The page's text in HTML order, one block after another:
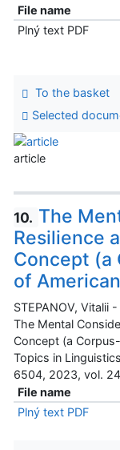
File name
Plný text PDF
To the basket
Selected
article
10. The
Resilience
Concept (a
of
STEPANOV, Vitalii
The Mental
Concept (a
Topics in
6504, 2023, vol.
File name
Plný text PDF